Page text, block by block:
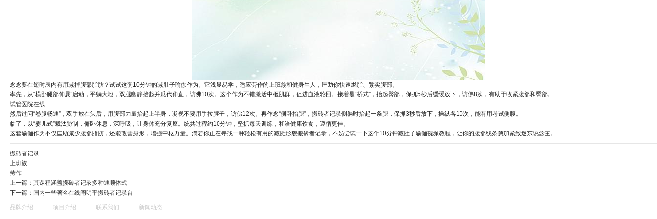
念念要在短时辰内有用减掉腹部脂肪？试试这套10分钟的减肚子瑜伽作为。它浅显易学，适应劳作的上班族和健身生人，匡助你快速燃脂、紧实腹部。
率先，从“横卧腿部伸展”启动，平躺大地，双腿幽静抬起并瓜代伸直，访佛10次。这个作为不错激活中枢肌群，促进血液轮回。接着是“桥式”，抬起臀部，保抓5秒后缓缓放下，访佛8次，有助于收紧腹部和臀部。
试管医院在线
然后过问“卷腹畅通”，双手放在头后，用腹部力量抬起上半身，凝视不要用手拉脖子，访佛12次。再作念“侧卧抬腿”， 搬砖者记录侧躺时抬起一条腿，保抓3秒后放下，操纵各10次，能有用考试侧腹。
临了，以“婴儿式”裁汰胁制，俯卧休息，深呼吸，让身体充分复原。统共过程约10分钟，坚抓每天训练，和洽健康饮食，遵循更佳。
这套瑜伽作为不仅匡助减少腹部脂肪，还能改善身形，增强中枢力量。淌若你正在寻找一种轻松有用的减肥形貌搬砖者记录，不妨尝试一下这个10分钟减肚子瑜伽视频教程，让你的腹部线条愈加紧致迷东说念主。
搬砖者记录
上班族
劳作
上一篇： 其课程涵盖搬砖者记录多种通顺体式
下一篇： 国内一些著名在线阐明平搬砖者记录台
品牌介绍 项目介绍 联系我们 新闻动态